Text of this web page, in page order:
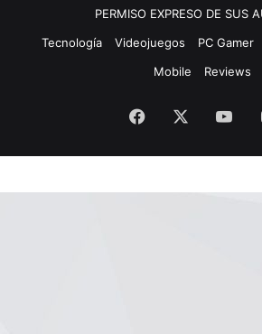
PERMISO EXPRESO DE SUS
Tecnología
Videojuegos PC Gamer
Mobile
Reviews
Facebook